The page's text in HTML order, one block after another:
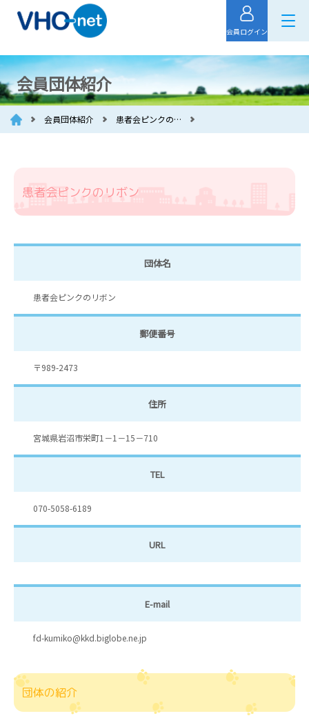
会員ログイン
会員団体紹介
会員団体紹介 患者会ピンクの…
患者会ピンクのリボン
団体名
患者会ピンクのリボン
郵便番号
〒989-2473
住所
宮城県岩沼市栄町1－1－15－710
TEL
070-5058-6189
URL
E-mail
fd-kumiko@kkd.biglobe.ne.jp
団体の紹介